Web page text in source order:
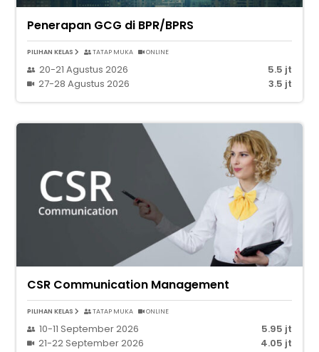
Penerapan GCG di BPR/BPRS
PILIHAN KELAS TATAP MUKA ONLINE
20-21 Agustus 2026
5.5 jt
27-28 Agustus 2026
3.5 jt
CSR Communication Management
PILIHAN KELAS TATAP MUKA ONLINE
10-11 September 2026
5.95 jt
21-22 September 2026
4.05 jt